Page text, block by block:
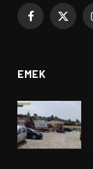
Facebook
X
EMEK